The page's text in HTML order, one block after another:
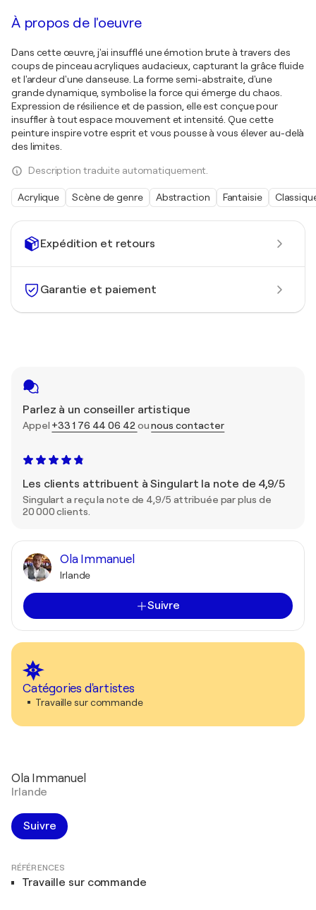
Expédition et retours
Garantie et paiement
Parlez à un conseiller artistique
Appel +33 1 76 44 06 42ounous contacter
Les clients attribuent à Singulart la note de 4,9/5
Singulart a reçu la note de 4,9/5 attribuée par plus de
20 000 clients.
Ola Immanuel
Irlande
Suivre
Catégories d'artistes
Travaille sur commande
À propos de l'oeuvre
Dans cette œuvre, j'ai insufflé une émotion brute à travers des
coups de pinceau acryliques audacieux, capturant la grâce fluide
et l'ardeur d'une danseuse. La forme semi-abstraite, d'une
grande dynamique, symbolise la force qui émerge du chaos.
Expression de résilience et de passion, elle est conçue pour
insuffler à tout espace mouvement et intensité. Que cette
peinture inspire votre esprit et vous pousse à vous élever au-delà
des limites.
Description traduite automatiquement.
Acrylique Scène de genre Abstraction Fantaisie
Ola Immanuel
Irlande
Suivre
RÉFÉRENCES
Travaille sur commande